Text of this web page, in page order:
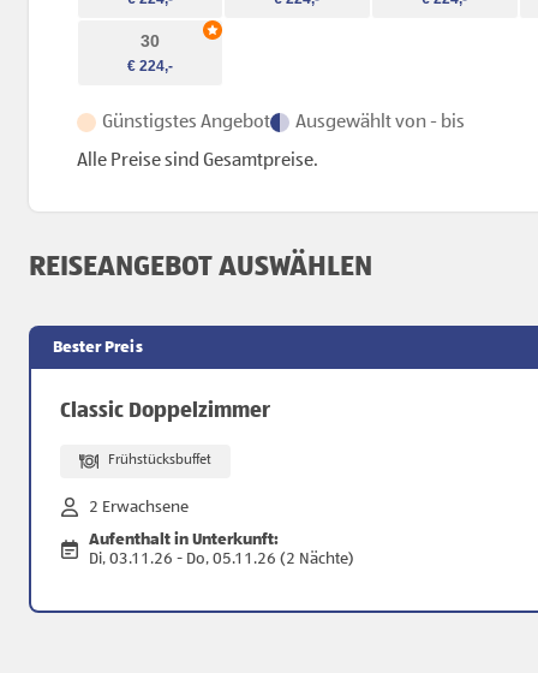
30
Günstigstes Angebot
Ausgewählt von - bis
Alle Preise sind Gesamtpreise.
REISEANGEBOT AUSWÄHLEN
Bester Preis
Classic Doppelzimmer
Frühstücksbuffet
2 Erwachsene
Aufenthalt in Unterkunft:
Di, 03.11.26 - Do, 05.11.26 (2 Nächte)